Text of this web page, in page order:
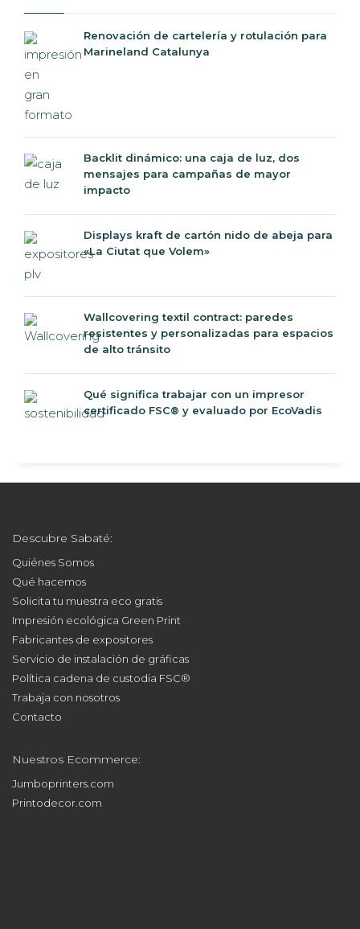
Renovación de cartelería y rotulación para
Marineland Catalunya
Backlit dinámico: una caja de luz, dos
mensajes para campañas de mayor
impacto
Displays kraft de cartón nido de abeja para
«La Ciutat que Volem»
Wallcovering textil contract: paredes
resistentes y personalizadas para espacios
de alto tránsito
Qué significa trabajar con un impresor
certificado FSC® y evaluado por EcoVadis
Descubre Sabaté:
Quiénes Somos
Qué hacemos
Solicita tu muestra eco gratis
Impresión ecológica Green Print
Fabricantes de expositores
Servicio de instalación de gráficas
Política cadena de custodia FSC®
Trabaja con nosotros
Contacto
Nuestros Ecommerce:
Jumboprinters.com
Printodecor.com